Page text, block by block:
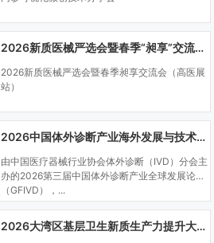
2026新质医械严选会暨春季“昶享”交流会（高医展站）
2026新质医械严选会暨春季昶享交流会（高医展
站）
2026中国体外诊断产业海外发展与技术创新大会
由中国医疗器械行业协会体外诊断（IVD）分会主
办的2026第三届中国体外诊断产业全球发展论坛
（GFIVD），...
2026大湾区基层卫生新质生产力提升大会暨基层医疗卫生机构产学研融合学术会议